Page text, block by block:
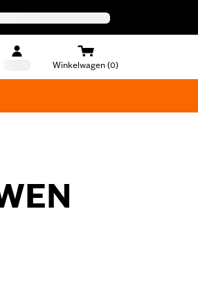
Winkelwagen (0)